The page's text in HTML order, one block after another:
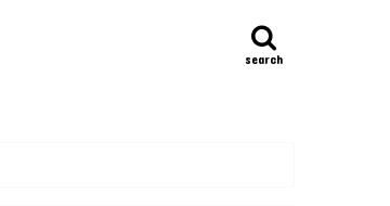
search